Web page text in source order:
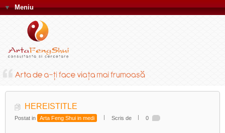
▼Meniu
HEREISTITLE
Postat in Arta Feng Shui in medi Scris de 0